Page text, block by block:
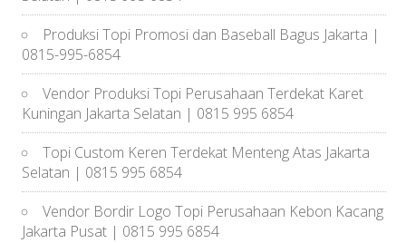
Produksi Topi Promosi dan Baseball Bagus Jakarta |
0815-995-6854
Vendor Produksi Topi Perusahaan Terdekat Karet
Kuningan Jakarta Selatan | 0815 995 6854
Topi Custom Keren Terdekat Menteng Atas Jakarta
Selatan | 0815 995 6854
Vendor Bordir Logo Topi Perusahaan Kebon Kacang
Jakarta Pusat | 0815 995 6854